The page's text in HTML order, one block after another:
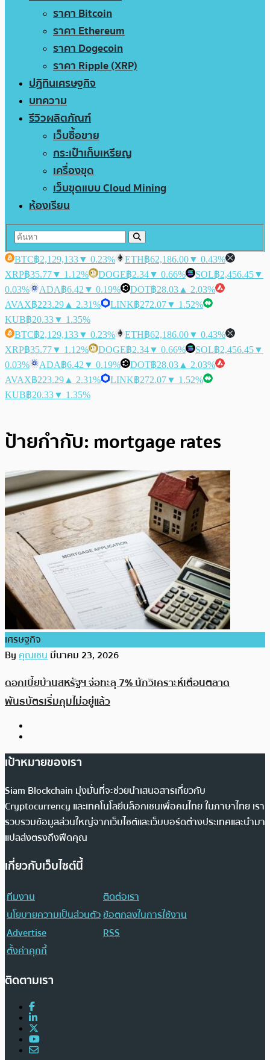
ราคา Bitcoin
ราคา Ethereum
ราคา Dogecoin
ราคา Ripple (XRP)
ปฏิทินเศรษฐกิจ
บทความ
รีวิวผลิตภัณฑ์
เว็บซื้อขาย
กระเป๋าเก็บเหรียญ
เครื่องขุด
เว็บขุดแบบ Cloud Mining
ห้องเรียน
BTC฿2,129,133▼ 0.23% ETH฿62,186.00▼ 0.43%
XRP฿35.77▼ 1.12% DOGE฿2.34▼ 0.66% SOL฿2,456.45▼
0.03%
ADA฿6.42 ▼ 0.19% DOT฿28.03 ▲ 2.03%
AVAX฿223.29 ▲ 2.31% LINK฿272.07▼ 1.52%
KUB฿20.33▼ 1.35%
BTC฿2,129,133▼ 0.23% ETH฿62,186.00▼ 0.43%
XRP฿35.77▼ 1.12% DOGE฿2.34▼ 0.66% SOL฿2,456.45▼
0.03%
ADA฿6.42 ▼ 0.19% DOT฿28.03 ▲ 2.03%
AVAX฿223.29 ▲ 2.31% LINK฿272.07▼ 1.52%
KUB฿20.33▼ 1.35%
ป้ายกำกับ: mortgage rates
เศรษฐกิจ
Byคุณเชนมีนาคม 23, 2026
ดอกเบี้ยบ้านสหรัฐฯ จ่อทะลุ 7% นักวิเคราะห์เตือนตลาด
พันธบัตรเริ่มคุมไม่อยู่แล้ว
เป้าหมายของเรา
Siam Blockchain มุ่งมั่นที่จะช่วยนำเสนอสารเกี่ยวกับ
Cryptocurrency และเทคโนโลยีบล็อกเชนเพื่อคนไทย ในภาษาไทย เรา
รวบรวมข้อมูลส่วนใหญ่จากเว็บไซต์และเว็บบอร์ดต่างประเทศและนำมา
แปลส่งตรงถึงฟีดคุณ
เกี่ยวกับเว็บไซต์นี้
ทีมงาน
ติดต่อเรา
นโยบายความเป็นส่วนตัวข้อตกลงในการใช้งาน
Advertise
RSS
ตั้งค่าคุกกี้
ติดตามเรา